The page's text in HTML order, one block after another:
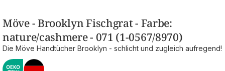
Möve - Brooklyn Fischgrat - Farbe:
nature/cashmere - 071 (1-0567/8970)
Die Möve Handtücher Brooklyn - schlicht und zugleich aufregend!